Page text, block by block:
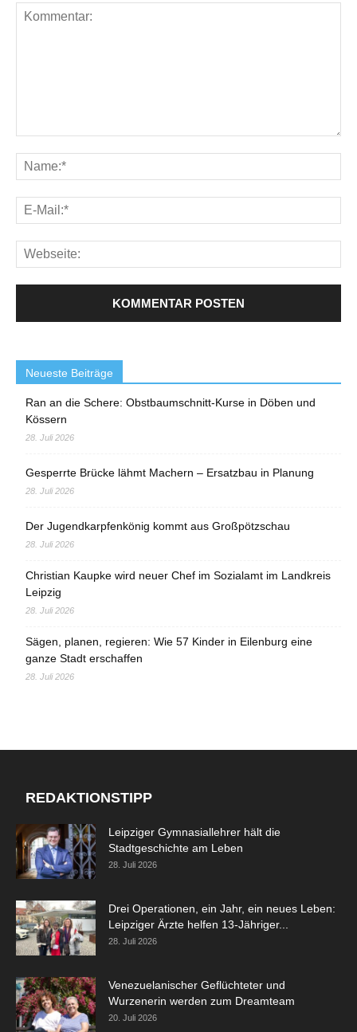
Neueste Beiträge
Ran an die Schere: Obstbaumschnitt-Kurse in Döben und
Kössern
28. Juli 2026
Gesperrte Brücke lähmt Machern – Ersatzbau in Planung
28. Juli 2026
Der Jugendkarpfenkönig kommt aus Großpötzschau
28. Juli 2026
Christian Kaupke wird neuer Chef im Sozialamt im Landkreis
Leipzig
28. Juli 2026
Sägen, planen, regieren: Wie 57 Kinder in Eilenburg eine
ganze Stadt erschaffen
28. Juli 2026
REDAKTIONSTIPP
Leipziger Gymnasiallehrer hält die
Stadtgeschichte am Leben
28. Juli 2026
Drei Operationen, ein Jahr, ein neues Leben:
Leipziger Ärzte helfen 13-Jähriger...
28. Juli 2026
Venezuelanischer Geflüchteter und
Wurzenerin werden zum Dreamteam
20. Juli 2026